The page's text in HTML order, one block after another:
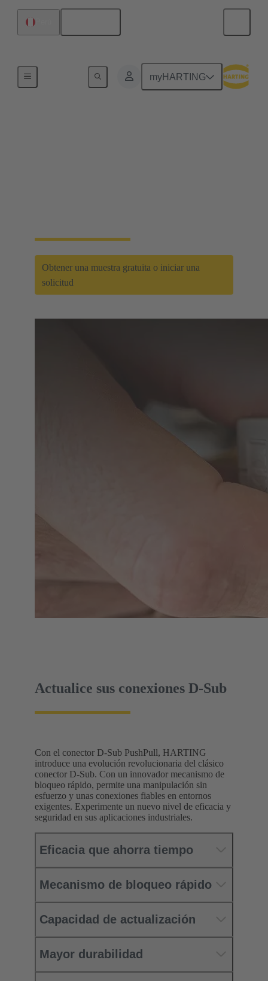
myHARTING
Obtener una muestra gratuita o iniciar una
solicitud
Actualice sus conexiones D-Sub
Con el conector D-Sub PushPull, HARTING
introduce una evolución revolucionaria del clásico
conector D-Sub. Con un innovador mecanismo de
bloqueo rápido, permite una manipulación sin
esfuerzo y unas conexiones fiables en entornos
exigentes. Experimente un nuevo nivel de eficacia y
seguridad en sus aplicaciones industriales.
Eficacia que ahorra tiempo
Mecanismo de bloqueo rápido
Capacidad de actualización
Mayor durabilidad